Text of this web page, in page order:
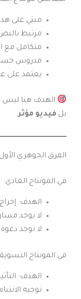
مبني على
مرتبط بالنص
متكامل مع
مدروس حسب
يعتمد على
الهدف هنا ليس
فيديو مؤثر.
الفرق الجوهري الأول:
في المونتاج العادي:
الهدف: إخراج
لا يوجد مسار
لا توجد دعوة
في المونتاج التسويقي:
الهدف: التأثير
توجيه